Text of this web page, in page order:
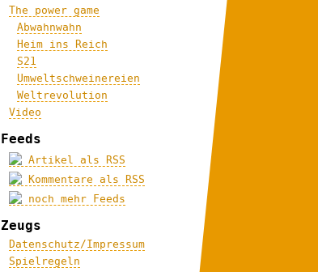
The power game
Abwahnwahn
Heim ins Reich
S21
Umweltschweinereien
Weltrevolution
Video
Feeds
Artikel als RSS
Kommentare als RSS
noch mehr Feeds
Zeugs
Datenschutz/Impressum
Spielregeln